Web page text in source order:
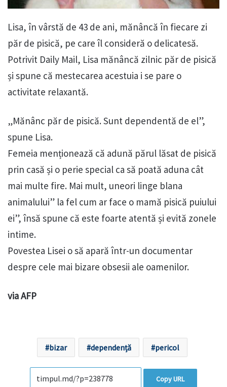
Lisa, în vârstă de 43 de ani, mănâncă în fiecare zi
păr de pisică, pe care îl consideră o delicatesă.
Potrivit Daily Mail, Lisa mănâncă zilnic păr de pisică
și spune că mestecarea acestuia i se pare o
activitate relaxantă.
„Mănânc păr de pisică. Sunt dependentă de el”,
spune Lisa.
Femeia menționează că adună părul lăsat de pisică
prin casă și o perie special ca să poată aduna cât
mai multe fire. Mai mult, uneori linge blana
animalului” la fel cum ar face o mamă pisică puiului
ei”, însă spune că este foarte atentă și evită zonele
intime.
Povestea Lisei o să apară într-un documentar
despre cele mai bizare obsesii ale oamenilor.
via AFP
bizar dependență pericol
Copy URL